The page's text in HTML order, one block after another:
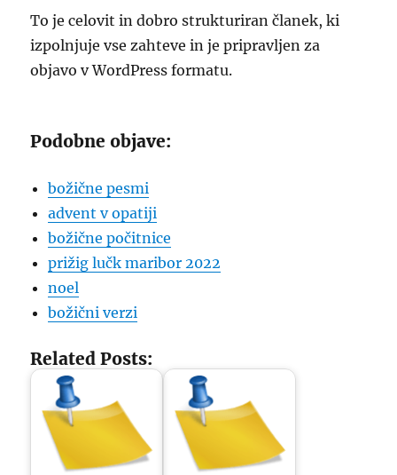
To je celovit in dobro strukturiran članek, ki
izpolnjuje vse zahteve in je pripravljen za
objavo v WordPress formatu.
Podobne objave:
božične pesmi
advent v opatiji
božične počitnice
prižig lučk maribor 2022
noel
božični verzi
Related Posts: